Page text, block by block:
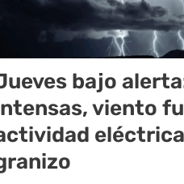
bajo
viento